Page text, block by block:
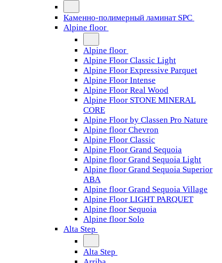
Каменно-полимерный ламинат SPC
Alpine floor
Alpine floor
Alpine Floor Classic Light
Alpine Floor Expressive Parquet
Alpine Floor Intense
Alpine Floor Real Wood
Alpine Floor STONE MINERAL
CORE
Alpine Floor by Classen Pro Nature
Alpine floor Chevron
Alpine Floor Classic
Alpine Floor Grand Sequoia
Alpine floor Grand Sequoia Light
Alpine floor Grand Sequoia Superior
ABA
Alpine floor Grand Sequoia Village
Alpine Floor LIGHT PARQUET
Alpine floor Sequoia
Alpine floor Solo
Alta Step
Alta Step